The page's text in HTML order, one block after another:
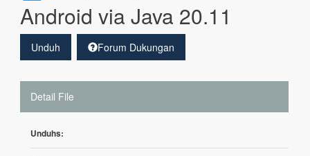
Android via Java 20.11
Unduh Forum Dukungan
Detail File
Unduhs: